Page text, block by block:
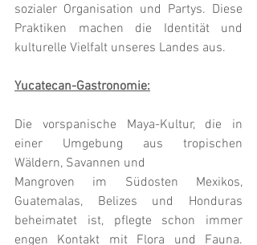
sozialer Organisation und Partys. Diese
Praktiken machen die Identität und
kulturelle Vielfalt unseres Landes aus.
Yucatecan-Gastronomie:
Die vorspanische Maya-Kultur, die in
einer Umgebung aus tropischen
Wäldern, Savannen und
Mangroven im Südosten Mexikos,
Guatemalas, Belizes und Honduras
beheimatet ist, pflegte schon immer
engen Kontakt mit Flora und Fauna.